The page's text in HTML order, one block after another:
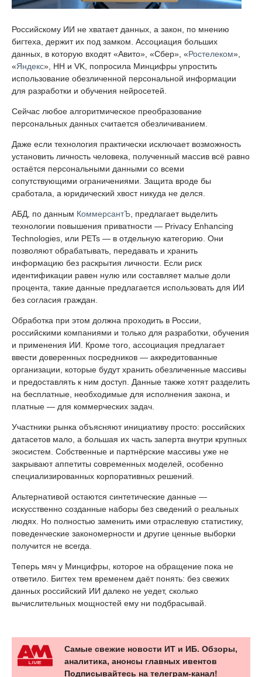
Российскому ИИ не хватает данных, а закон, по мнению
бигтеха, держит их под замком. Ассоциация больших
данных, в которую входят «Авито», «Сбер», «Ростелеком»,
«Яндекс», HH и VK, попросила Минцифры упростить
использование обезличенной персональной информации
для разработки и обучения нейросетей.
Сейчас любое алгоритмическое преобразование
персональных данных считается обезличиванием.
Даже если технология практически исключает возможность
установить личность человека, полученный массив всё равно
остаётся персональными данными со всеми
сопутствующими ограничениями. Защита вроде бы
сработала, а юридический хвост никуда не делся.
АБД, по данным КоммерсантЪ , предлагает выделить
технологии повышения приватности — Privacy Enhancing
Technologies, или PETs — в отдельную категорию. Они
позволяют обрабатывать, передавать и хранить
информацию без раскрытия личности. Если риск
идентификации равен нулю или составляет малые доли
процента, такие данные предлагается использовать для ИИ
без согласия граждан.
Обработка при этом должна проходить в России,
российскими компаниями и только для разработки, обучения
и применения ИИ. Кроме того, ассоциация предлагает
ввести доверенных посредников — аккредитованные
организации, которые будут хранить обезличенные массивы
и предоставлять к ним доступ. Данные также хотят разделить
на бесплатные, необходимые для исполнения закона, и
платные — для коммерческих задач.
Участники рынка объясняют инициативу просто: российских
датасетов мало, а большая их часть заперта внутри крупных
экосистем. Собственные и партнёрские массивы уже не
закрывают аппетиты современных моделей, особенно
специализированных корпоративных решений.
Альтернативой остаются синтетические данные —
искусственно созданные наборы без сведений о реальных
людях. Но полностью заменить ими отраслевую статистику,
поведенческие закономерности и другие ценные выборки
получится не всегда.
Теперь мяч у Минцифры, которое на обращение пока не
ответило. Бигтех тем временем даёт понять: без свежих
данных российский ИИ далеко не уедет, сколько
вычислительных мощностей ему ни подбрасывай.
Самые свежие новости ИТ и ИБ. Обзоры,
аналитика, анонсы главных ивентов
Подписывайтесь на телеграм-канал!